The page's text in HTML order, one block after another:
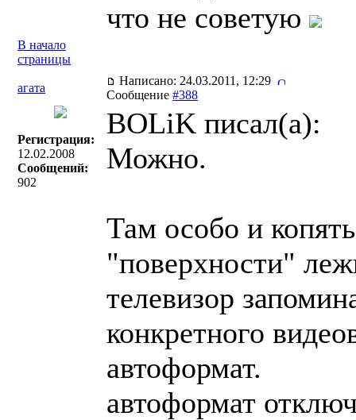
что не советую
В начало
страницы
агата
Написано: 24.03.2011, 12:29
Сообщение #388
Регистрация:
12.02.2008
Сообщений:
902
BOLiK писал(a):
Можно.
Там особо и
"поверхности"
телевизор
конкретного
автоформат.
автоформат